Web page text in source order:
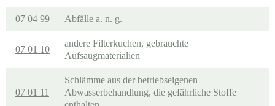
07 04 99 Abfälle a. n. g.
07 01 10
andere Filterkuchen, gebrauchte
Aufsaugmaterialien
07 01 11
Schlämme aus der betriebseigenen
Abwasserbehandlung, die gefährliche Stoffe